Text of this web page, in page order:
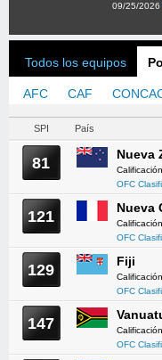
09/25/2026
Todos los equipos
AFC CAF
SPI País
81 Nueva
OFC
121 Nueva
OFC
129 Fiji
OFC
147
OFC